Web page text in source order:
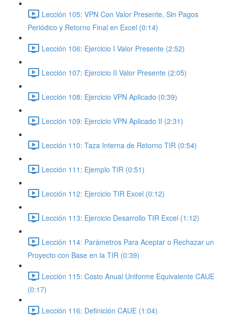
Lección 105: VPN Con Valor Presente, Sin Pagos
Periódico y Retorno Final en Excel (0:14)
Lección 106: Ejercicio I Valor Presente (2:52)
Lección 107: Ejercicio II Valor Presente (2:05)
Lección 108: Ejercicio VPN Aplicado (0:39)
Lección 109: Ejercicio VPN Aplicado II (2:31)
Lección 110: Taza Interna de Retorno TIR (0:54)
Lección 111: Ejemplo TIR (0:51)
Lección 112: Ejercicio TIR Excel (0:12)
Lección 113: Ejercicio Desarrollo TIR Excel (1:12)
Lección 114: Parámetros Para Aceptar o Rechazar un
Proyecto con Base en la TIR (0:39)
Lección 115: Costo Anual Uniforme Equivalente CAUE
(0:17)
Lección 116: Definición CAUE (1:04)